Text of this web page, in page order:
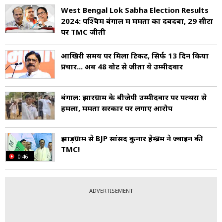
West Bengal Lok Sabha Election Results
2024: पश्चिम बंगाल में ममता का दबदबा, 29 सीटों
पर TMC जीती
आखिरी समय पर मिला टिकट, सिर्फ 13 दिन किया
प्रचार... अब 48 वोट से जीता ये उम्मीदवार
बंगाल: झारग्राम के बीजेपी उम्मीदवार पर पत्थरों से
हमला, ममता सरकार पर लगाए आरोप
0:46
झाड़ग्राम से BJP सांसद कुनार हेम्ब्रम ने ज्वाइन की
TMC!
ADVERTISEMENT